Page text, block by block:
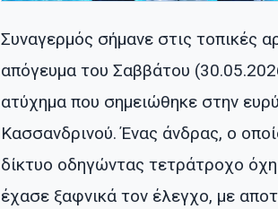
Συναγερμός σήμανε στις τοπικές
απόγευμα του Σαββάτου
ατύχημα που σημειώθηκε στην
Κασσανδρινού. Ένας άνδρας, ο
δίκτυο οδηγώντας τετράτροχο
έχασε ξαφνικά τον έλεγχο, με